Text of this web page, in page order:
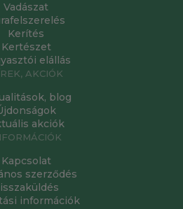
Vadászat
Kerítés
Kertészet
elállás
AKCIÓK
blog
akciók
Kapcsolat
szerződés
információk